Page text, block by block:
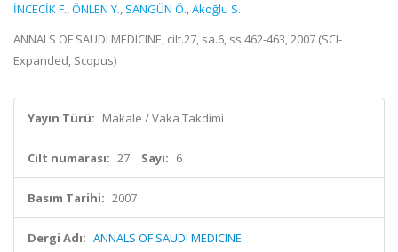
İNCECİK F.,ÖNLEN Y., SANGÜN Ö.,Akoğlu S.
ANNALS OF SAUDI MEDICINE, cilt.27, sa.6, ss.462-463, 2007 (SCI-
Expanded, Scopus)
Yayın Türü: Makale / Vaka Takdimi
Cilt numarası: 27 Sayı: 6
Basım Tarihi: 2007
Dergi Adı: ANNALS OF SAUDI MEDICINE